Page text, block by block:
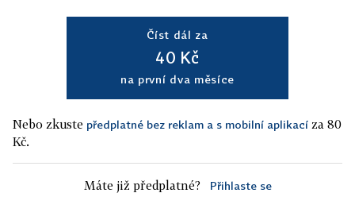
Číst dál za
40 Kč
na první dva měsíce
Nebo zkuste předplatné bez reklam a s mobilní aplikací za 80
Kč.
Máte již předplatné? Přihlaste se